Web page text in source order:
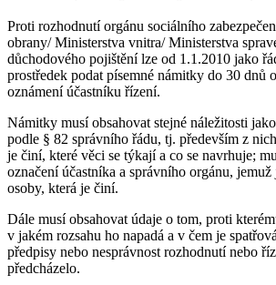
Proti rozhodnutí orgánu sociálního
obrany/ Ministerstva vnitra/ Ministerstva
důchodového pojištění lze od 1.1.2010 jako
prostředek podat písemné námitky do 30 dnů
oznámení účastníku řízení.
Námitky musí obsahovat stejné náležitosti
podle § 82 správního řádu, tj. především z
je činí, které věci se týkají a co se navrhuje;
označení účastníka a správního orgánu,
osoby, která je činí.
Dále musí obsahovat údaje o tom, proti
v jakém rozsahu ho napadá a v čem je
předpisy nebo nesprávnost rozhodnutí nebo
předcházelo.